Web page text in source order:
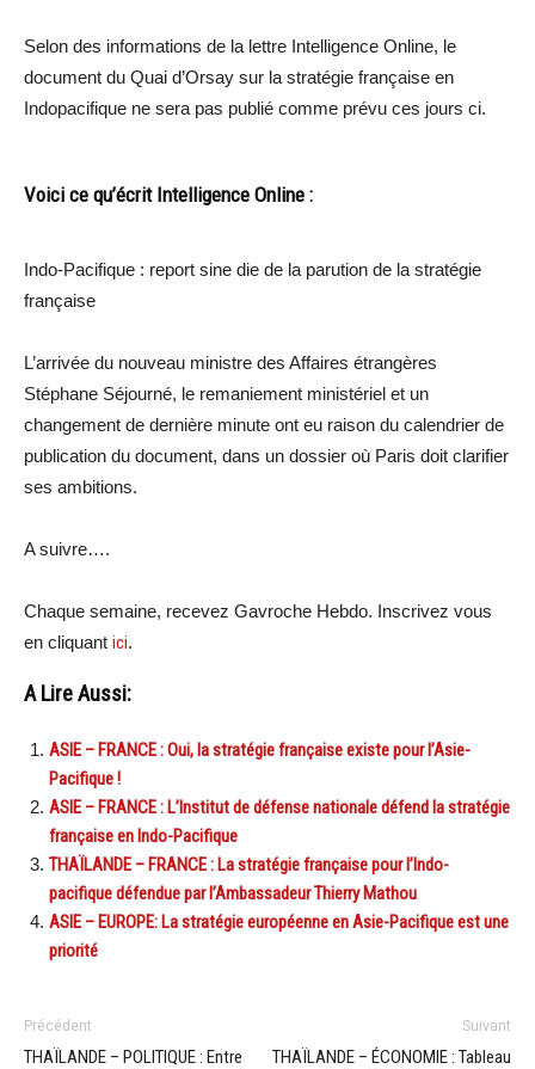
Selon des informations de la lettre Intelligence Online, le
document du Quai d’Orsay sur la stratégie française en
Indopacifique ne sera pas publié comme prévu ces jours ci.
Voici ce qu’écrit Intelligence Online :
Indo-Pacifique : report sine die de la parution de la stratégie
française
L’arrivée du nouveau ministre des Affaires étrangères
Stéphane Séjourné, le remaniement ministériel et un
changement de dernière minute ont eu raison du calendrier de
publication du document, dans un dossier où Paris doit clarifier
ses ambitions.
A suivre….
Chaque semaine, recevez Gavroche Hebdo. Inscrivez vous
en cliquant ici.
A Lire Aussi:
ASIE – FRANCE : Oui, la stratégie française existe pour l’Asie-
Pacifique !
ASIE – FRANCE : L’Institut de défense nationale défend la stratégie
française en Indo-Pacifique
THAÏLANDE – FRANCE : La stratégie française pour l’Indo-
pacifique défendue par l’Ambassadeur Thierry Mathou
ASIE – EUROPE: La stratégie européenne en Asie-Pacifique est une
priorité
Précédent
THAÏLANDE – POLITIQUE : Entre
Suivant
THAÏLANDE – ÉCONOMIE : Tableau